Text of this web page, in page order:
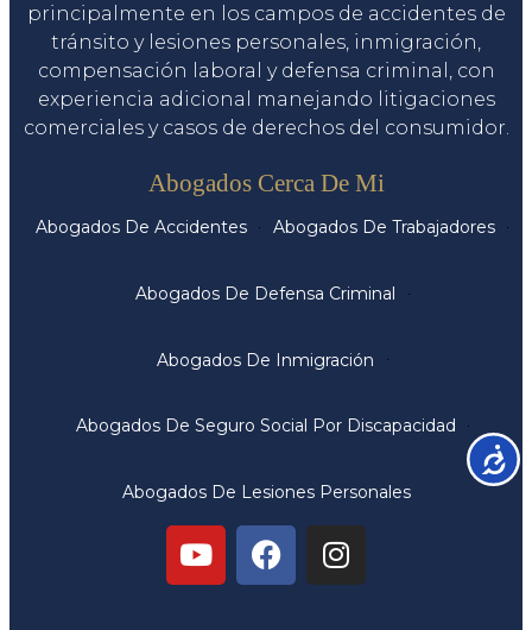
principalmente en los campos de accidentes de
tránsito y lesiones personales, inmigración,
compensación laboral y defensa criminal, con
experiencia adicional manejando litigaciones
comerciales y casos de derechos del consumidor.
Abogados Cerca De Mi
Abogados De Accidentes Abogados De Trabajadores
Abogados De Defensa Criminal
Abogados De Inmigración
Abogados De Seguro Social Por Discapacidad
Abogados De Lesiones Personales